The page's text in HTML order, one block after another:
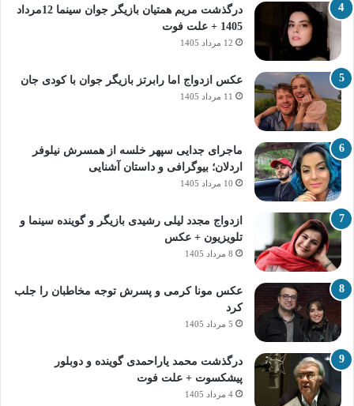
درگذشت مریم همتیان بازیگر جوان سینما 12مرداد
1405 + علت فوت
12 مرداد 1405
عکس ازدواج اما رابرتز بازیگر جوان با کودی جان
11 مرداد 1405
ماجرای جدایی سپهر خلسه از همسرش نیلوفر
اردلان؛ بیوگرافی و داستان آشنایی
10 مرداد 1405
ازدواج مجدد لیلی رشیدی بازیگر و گوینده سینما و
تلویزیون + عکس
8 مرداد 1405
عکس مونا کرمی و پسرش توجه مخاطبان را جلب
کرد
5 مرداد 1405
درگذشت محمد یاراحمدی گوینده و دوبلور
پیشکسوت + علت فوت
4 مرداد 1405